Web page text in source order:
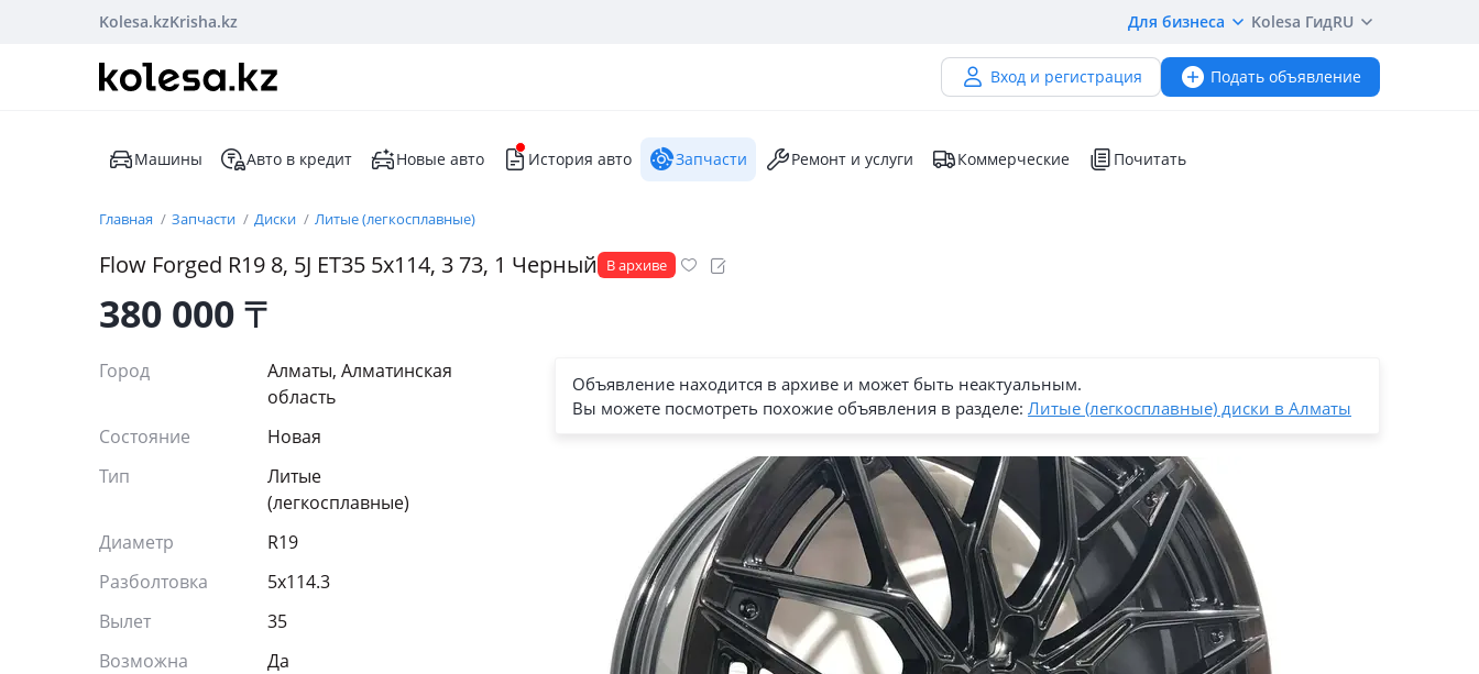
Kolesa.kzKrisha.kz Для бизнеса Kolesa ГидRU
Вход и регистрация Подать объявление
Машины Авто в кредит Новые авто История авто Запчасти Ремонт и услуги Коммерческие Почитать
Главная Запчасти Диски Литые (легкосплавные)
Flow Forged R19 8, 5J ET35 5x114, 3 73, 1 Черный В архиве
380 000₸
Город
Алматы, Алматинская
область
Состояние
Новая
Тип
Литые
(легкосплавные)
Диаметр
R19
Разболтовка
5x114.3
Вылет
35
Возможна
Да
Объявление находится в архиве и может быть неактуальным.
Вы можете посмотреть похожие объявления в разделе: Литые (легкосплавные) диски в Алматы